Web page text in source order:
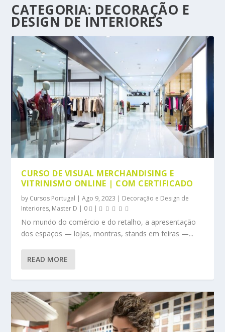
CATEGORIA: DECORAÇÃO E
DESIGN DE INTERIORES
CURSO DE VISUAL MERCHANDISING E
VITRINISMO ONLINE | COM CERTIFICADO
by Cursos Portugal |Ago 9, 2023 | Decoração e Design de
Interiores, Master D | 0 |
No mundo do comércio e do retalho, a apresentação
dos espaços — lojas, montras, stands em feiras —...
READ MORE